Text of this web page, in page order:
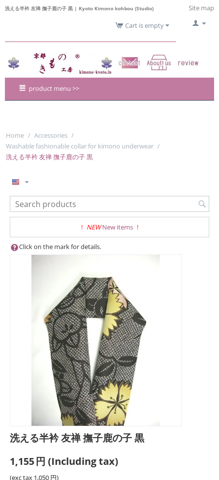
洗える半衿 友禅 撫子鹿の子 黒 | Kyoto Kimono kohbou (Studio)
Site map
Cart is empty
product menu >>
Home / Accessories /
Washable fashionable collar for kimono underwear /
洗える半衿 友禅 撫子鹿の子 黒
! NEW New items !
Click on the mark for details.
洗える半衿 友禅 撫子鹿の子 黒
1,155円 (Including tax)
(exc tax 1,050 円)